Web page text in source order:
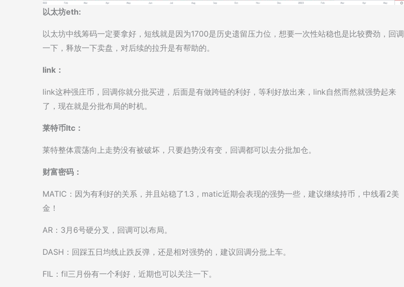
以太坊eth:
以太坊中线筹码一定要拿好，短线就是因为1700是历史遗留压力位，想要一次性站稳也是比较费劲，回调
一下，释放一下卖盘，对后续的拉升是有帮助的。
link：
link这种强庄币，回调你就分批买进，后面是有做跨链的利好，等利好放出来，link自然而然就强势起来
了，现在就是分批布局的时机。
莱特币ltc：
莱特整体震荡向上走势没有被破坏，只要趋势没有变，回调都可以去分批加仓。
财富密码：
MATIC：因为有利好的关系，并且站稳了1.3，matic近期会表现的强势一些，建议继续持币，中线看2美
金！
AR：3月6号硬分叉，回调可以布局。
DASH：回踩五日均线止跌反弹，还是相对强势的，建议回调分批上车。
FIL：fil三月份有一个利好，近期也可以关注一下。